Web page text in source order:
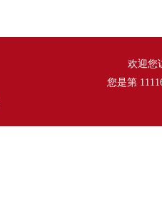
欢迎您
您是第